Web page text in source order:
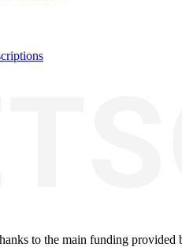
to the main funding provided